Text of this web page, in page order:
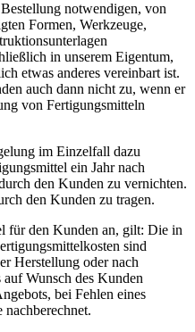
notwendigen, von
Formen, Werkzeuge,
in unserem Eigentum,
etwas anderes vereinbart ist.
auch dann nicht zu, wenn er
von Fertigungsmitteln
im Einzelfall dazu
ein Jahr nach
den Kunden zu vernichten.
den Kunden zu tragen.
für den Kunden an, gilt: Die in
sind
Herstellung oder nach
Wunsch des Kunden
bei Fehlen eines
nachberechnet.